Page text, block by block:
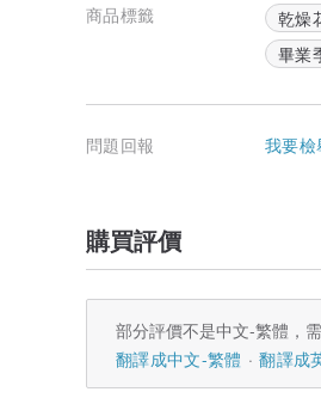
商品標籤 乾燥
畢業
問題回報 我要檢
購買評價
部分評價不是中文-繁體，
翻譯成中文-繁體
翻譯成